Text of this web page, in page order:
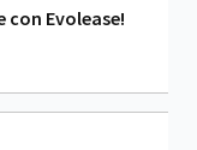
con Evolease!